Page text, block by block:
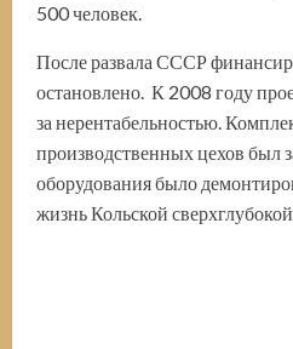
500 человек.
После развала СССР
остановлено. К 2008 году
за нерентабельностью.
производственных цехов был
оборудования было
жизнь Кольской